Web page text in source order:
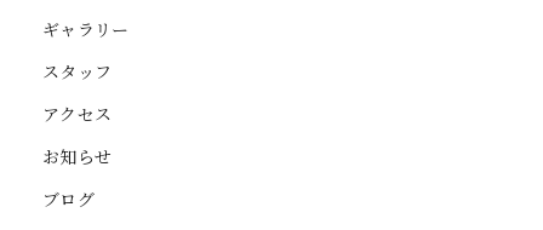
ギャラリー
スタッフ
アクセス
お知らせ
ブログ